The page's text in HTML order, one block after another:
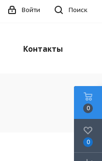
Поиск
Войти
Контакты
0
0